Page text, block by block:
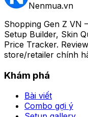
Nenmua.vn
Shopping Gen Z VN
Setup Builder, Skin
Price Tracker.
store/retailer chính
Khám phá
Bài viết
Combo gợi ý